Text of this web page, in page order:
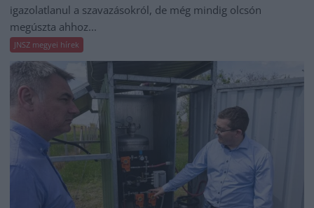
igazolatlanul a szavazásokról, de még mindig olcsón
megúszta ahhoz...
JNSZ megyei hírek